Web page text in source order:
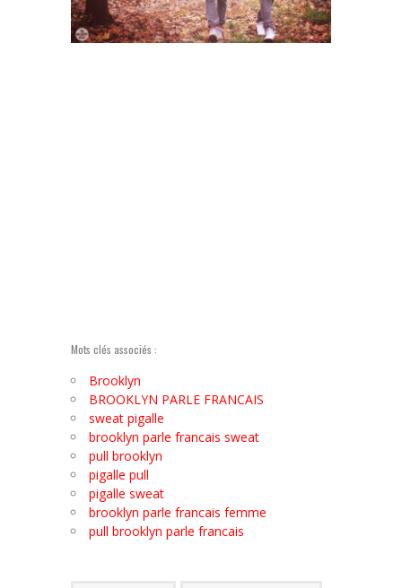
Mots clés associés :
Brooklyn
BROOKLYN PARLE FRANCAIS
sweat pigalle
brooklyn parle francais sweat
pull brooklyn
pigalle pull
pigalle sweat
brooklyn parle francais femme
pull brooklyn parle francais